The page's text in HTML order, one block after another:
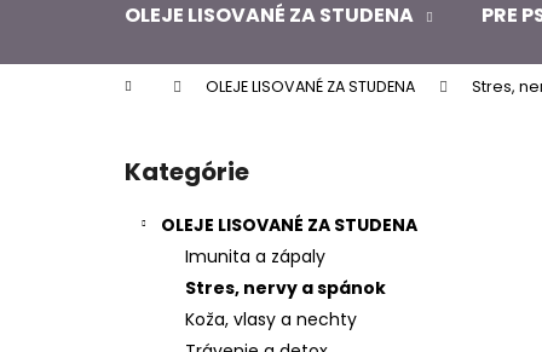
OLEJE LISOVANÉ ZA STUDENA PRE
Domov OLEJE LISOVANÉ ZA STUDENA Stres,
Preskočiť
kategórie
Kategórie
OLEJE LISOVANÉ ZA STUDENA
Imunita a zápaly
Stres, nervy a spánok
Koža, vlasy a nechty